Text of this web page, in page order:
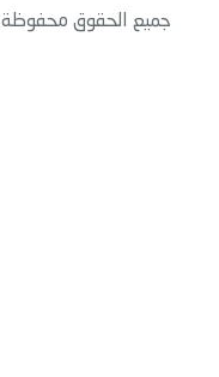
جميع الحقوق محفوظة 2026 © احمد واب